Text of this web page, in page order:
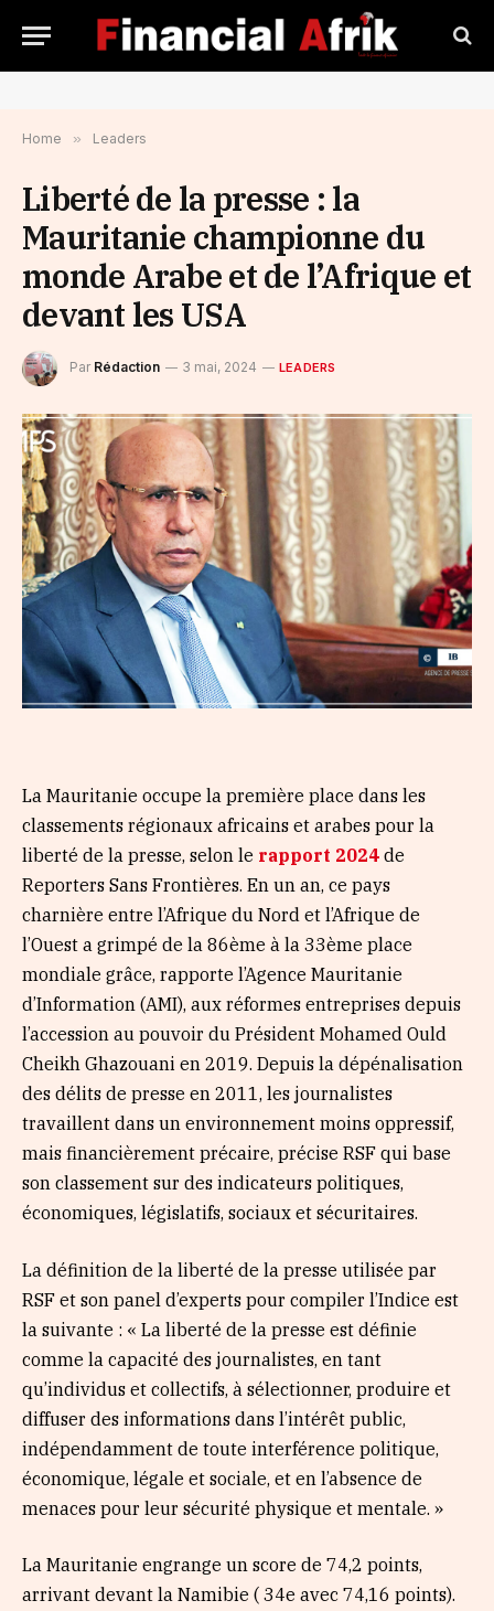
Home » Leaders
Liberté de la presse : la
Mauritanie championne du
monde Arabe et de l’Afrique et
devant les USA
Par Rédaction 3 mai, 2024 LEADERS
La Mauritanie occupe la première place dans les
classements régionaux africains et arabes pour la
liberté de la presse, selon le rapport 2024 de
Reporters Sans Frontières. En un an, ce pays
charnière entre l’Afrique du Nord et l’Afrique de
l’Ouest a grimpé de la 86ème à la 33ème place
mondiale grâce, rapporte l’Agence Mauritanie
d’Information (AMI), aux réformes entreprises depuis
l’accession au pouvoir du Président Mohamed Ould
Cheikh Ghazouani en 2019. Depuis la dépénalisation
des délits de presse en 2011, les journalistes
travaillent dans un environnement moins oppressif,
mais financièrement précaire, précise RSF qui base
son classement sur des indicateurs politiques,
économiques, législatifs, sociaux et sécuritaires.
La définition de la liberté de la presse utilisée par
RSF et son panel d’experts pour compiler l’Indice est
la suivante : « La liberté de la presse est définie
comme la capacité des journalistes, en tant
qu’individus et collectifs, à sélectionner, produire et
diffuser des informations dans l’intérêt public,
indépendamment de toute interférence politique,
économique, légale et sociale, et en l’absence de
menaces pour leur sécurité physique et mentale. »
La Mauritanie engrange un score de 74,2 points,
arrivant devant la Namibie ( 34e avec 74,16 points).